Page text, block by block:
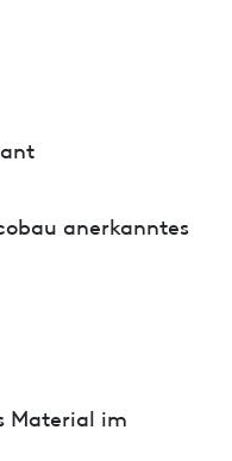
anerkanntes
Material im